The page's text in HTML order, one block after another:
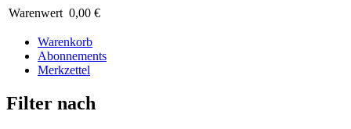
Warenwert 0,00 €
Warenkorb
Abonnements
Merkzettel
Filter nach